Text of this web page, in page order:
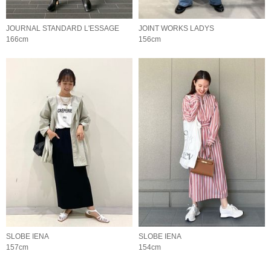
JOURNAL STANDARD L'ESSAGE
166cm
JOINT WORKS LADYS
156cm
SLOBE IENA
157cm
SLOBE IENA
154cm